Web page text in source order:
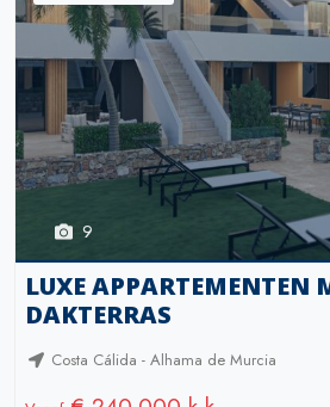
9
LUXE APPARTEMENTEN
DAKTERRAS
Costa Cálida - Alhama de Murcia